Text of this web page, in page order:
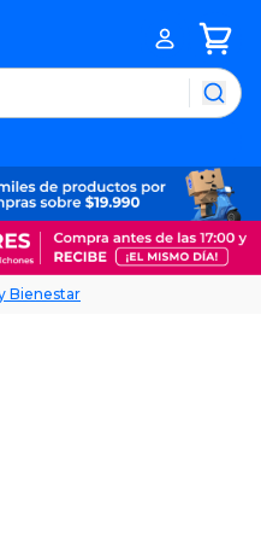
Bienestar